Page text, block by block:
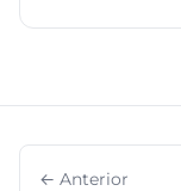
prosperidad?”
← Anterior